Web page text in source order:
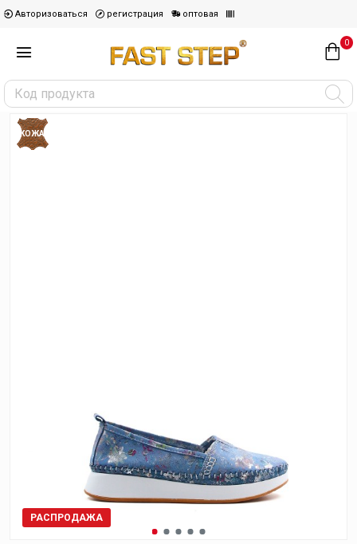
Авторизоваться регистрация оптовая
0
КОЖА
РАСПРОДАЖА